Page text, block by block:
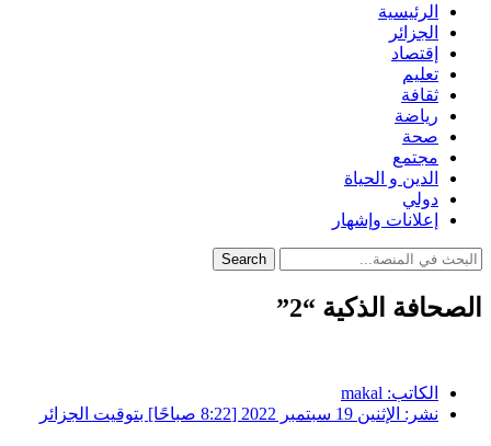
الرئيسية
الجزائر
إقتصاد
تعليم
ثقافة
رياضة
صحة
مجتمع
الدين و الحياة
دولي
إعلانات وإشهار
Search
الصحافة الذكية “2”
الكاتب: makal
نشر: الإثنين 19 سبتمبر 2022 [8:22 صباحًا] بتوقيت الجزائر